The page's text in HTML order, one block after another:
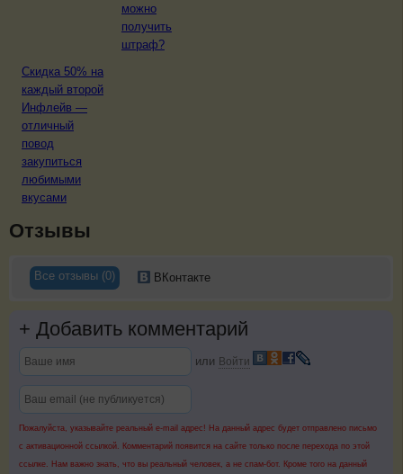
можно
получить
штраф?
Скидка 50% на
каждый второй
Инфлейв —
отличный
повод
закупиться
любимыми
вкусами
Отзывы
Все отзывы (0) ВКонтакте
+ Добавить комментарий
или Войти
Пожалуйста, указывайте реальный e-mail адрес! На данный адрес будет отправлено письмо
с активационной ссылкой. Комментарий появится на сайте только после перехода по этой
ссылке. Нам важно знать, что вы реальный человек, а не спам-бот. Кроме того на данный